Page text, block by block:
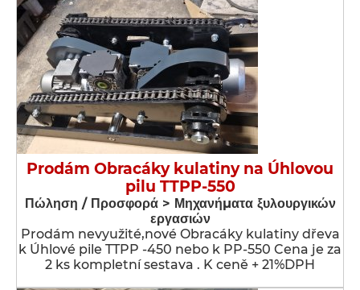
Prodám Obracáky kulatiny na Úhlovou
pilu TTPP-550
Πώληση / Προσφορά > Μηχανήματα ξυλουργικών
εργασιών
Prodám nevyužité,nové Obracáky kulatiny dřeva
k Úhlové pile TTPP -450 nebo k PP-550 Cena je za
2 ks kompletní sestava . K ceně + 21%DPH